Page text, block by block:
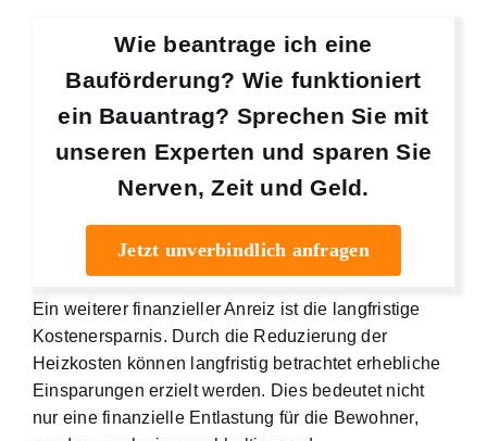
Wie beantrage ich eine
Bauförderung? Wie funktioniert
ein Bauantrag? Sprechen Sie mit
unseren Experten und sparen Sie
Nerven, Zeit und Geld.
Jetzt unverbindlich anfragen
Ein weiterer finanzieller Anreiz ist die langfristige
Kostenersparnis. Durch die Reduzierung der
Heizkosten können langfristig betrachtet erhebliche
Einsparungen erzielt werden. Dies bedeutet nicht
nur eine finanzielle Entlastung für die Bewohner,